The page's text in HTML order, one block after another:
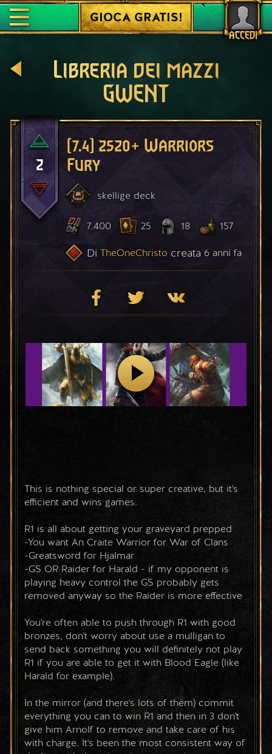
ACCEDI
GIOCA GRATIS!
Libreria dei mazzi
GWENT
2
[7.4] 2520+ Warriors
Fury
skellige deck
7.400 25 18 157
Di TheOneChristo creata 6 anni fa
This is nothing special or super creative, but it's
efficient and wins games.
R1 is all about getting your graveyard prepped
-You want An Craite Warrior for War of Clans
-Greatsword for Hjalmar
-GS OR Raider for Harald - if my opponent is
playing heavy control the GS probably gets
removed anyway so the Raider is more effective
You're often able to push through R1 with good
bronzes, don't worry about use a mulligan to
send back something you will definitely not play
R1 if you are able to get it with Blood Eagle (like
Harald for example).
In the mirror (and there's lots of them) commit
everything you can to win R1 and then in 3 don't
give him Arnolf to remove and take care of his
with charge. It's been the most consistent way of